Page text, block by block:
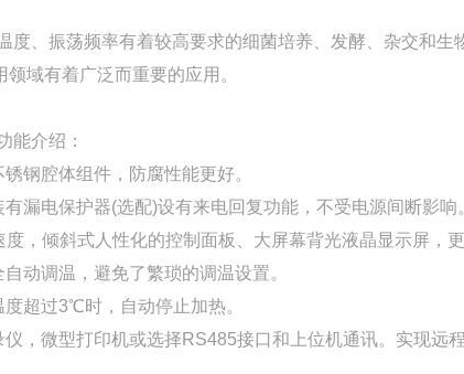
度、振荡频率有着较高要求的细菌培养、发酵、杂交和
域有着广泛而重要的应用。
能介绍：
钢腔体组件，防腐性能更好。
漏电保护器(选配)设有来电回复功能，不受电源间断影响
，倾斜式人性化的控制面板、大屏幕背光液晶显示屏，更
动调温，避免了繁琐的调温设置。
超过3℃时，自动停止加热。
，微型打印机或选择RS485接口和上位机通讯。实现远程